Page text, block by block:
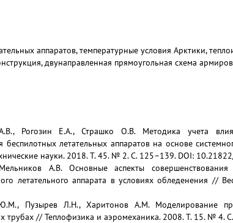
аппаратов, температурные условия Арктики,
двунаправленная прямоугольная схема
Рогозин Е.А., Страшко О.В. Методика учета
летательных аппаратов на основе
науки. 2018. Т. 45. № 2. С. 125–139. DOI:
А.В. Основные аспекты
летательного аппарата в условиях обледенения //
Пузырев Л.Н., Харитонов А.М. Моделирование
трубах // Теплофизика и аэромеханика. 2008. Т. 15. № 4.